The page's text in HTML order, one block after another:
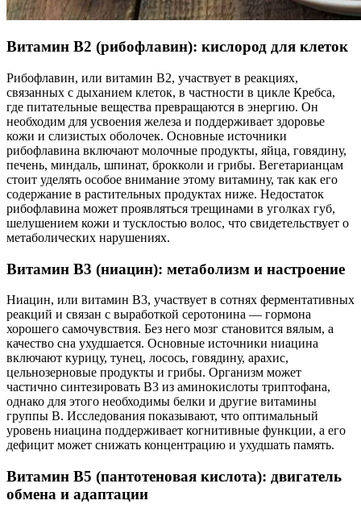
Витамин B2 (рибофлавин): кислород для клеток
Рибофлавин, или витамин B2, участвует в реакциях,
связанных с дыханием клеток, в частности в цикле Кребса,
где питательные вещества превращаются в энергию. Он
необходим для усвоения железа и поддерживает здоровье
кожи и слизистых оболочек. Основные источники
рибофлавина включают молочные продукты, яйца, говядину,
печень, миндаль, шпинат, брокколи и грибы. Вегетарианцам
стоит уделять особое внимание этому витамину, так как его
содержание в растительных продуктах ниже. Недостаток
рибофлавина может проявляться трещинами в уголках губ,
шелушением кожи и тусклостью волос, что свидетельствует о
метаболических нарушениях.
Витамин B3 (ниацин): метаболизм и настроение
Ниацин, или витамин B3, участвует в сотнях ферментативных
реакций и связан с выработкой серотонина — гормона
хорошего самочувствия. Без него мозг становится вялым, а
качество сна ухудшается. Основные источники ниацина
включают курицу, тунец, лосось, говядину, арахис,
цельнозерновые продукты и грибы. Организм может
частично синтезировать B3 из аминокислоты триптофана,
однако для этого необходимы белки и другие витамины
группы B. Исследования показывают, что оптимальный
уровень ниацина поддерживает когнитивные функции, а его
дефицит может снижать концентрацию и ухудшать память.
Витамин B5 (пантотеновая кислота): двигатель
обмена и адаптации